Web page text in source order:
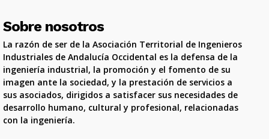
Sobre nosotros
La razón de ser de la Asociación Territorial de Ingenieros
Industriales de Andalucía Occidental es la defensa de la
ingeniería industrial, la promoción y el fomento de su
imagen ante la sociedad, y la prestación de servicios a
sus asociados, dirigidos a satisfacer sus necesidades de
desarrollo humano, cultural y profesional, relacionadas
con la ingeniería.